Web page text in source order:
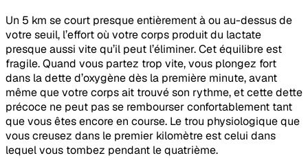
Un 5 km se court presque entièrement à ou au-dessus de
votre seuil, l’effort où votre corps produit du lactate
presque aussi vite qu’il peut l’éliminer. Cet équilibre est
fragile. Quand vous partez trop vite, vous plongez fort
dans la dette d’oxygène dès la première minute, avant
même que votre corps ait trouvé son rythme, et cette dette
précoce ne peut pas se rembourser confortablement tant
que vous êtes encore en course. Le trou physiologique que
vous creusez dans le premier kilomètre est celui dans
lequel vous tombez pendant le quatrième.